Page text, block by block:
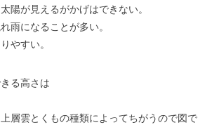
陽が見えるがかげはできない。
雨になることが多い。
やすい。
る高さは
層雲とくもの種類によってちがうので図で